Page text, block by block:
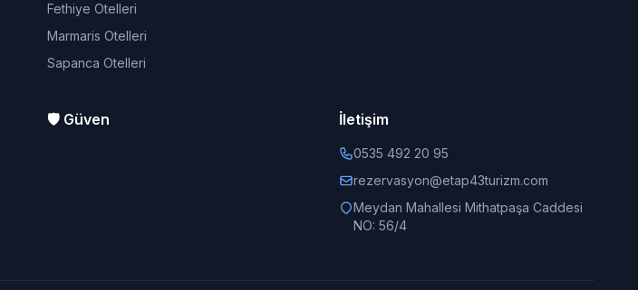
Fethiye Otelleri
Marmaris Otelleri
Sapanca Otelleri
🛡️ Güven İletişim
0535 492 20 95
rezervasyon@etap43turizm.com
Meydan Mahallesi Mithatpaşa Caddesi
NO: 56/4